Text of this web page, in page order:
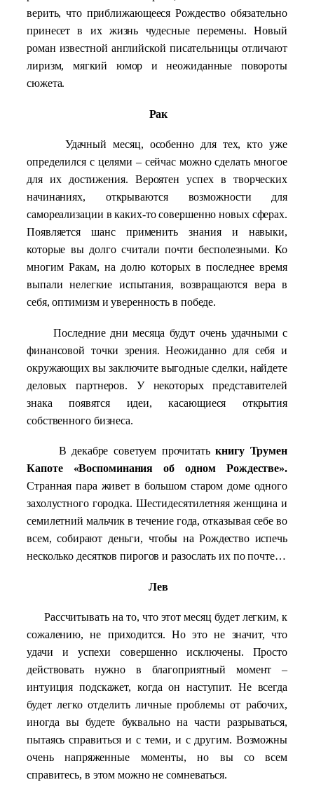
верить, что приближающееся Рождество обязательно
принесет в их жизнь чудесные перемены. Новый
роман известной английской писательницы отличают
лиризм, мягкий юмор и неожиданные повороты
сюжета.
Рак
Удачный месяц, особенно для тех, кто уже
определился с целями – сейчас можно сделать многое
для их достижения. Вероятен успех в творческих
начинаниях, открываются возможности для
самореализации в каких-то совершенно новых сферах.
Появляется шанс применить знания и навыки,
которые вы долго считали почти бесполезными. Ко
многим Ракам, на долю которых в последнее время
выпали нелегкие испытания, возвращаются вера в
себя, оптимизм и уверенность в победе.
Последние дни месяца будут очень удачными с
финансовой точки зрения. Неожиданно для себя и
окружающих вы заключите выгодные сделки, найдете
деловых партнеров. У некоторых представителей
знака появятся идеи, касающиеся открытия
собственного бизнеса.
В декабре советуем прочитатькнигу Трумен
Капоте «Воспоминания об одном Рождестве».
Странная пара живет в большом старом доме одного
захолустного городка. Шестидесятилетняя женщина и
семилетний мальчик в течение года, отказывая себе во
всем, собирают деньги, чтобы на Рождество испечь
несколько десятков пирогов и разослать их по почте…
Лев
Рассчитывать на то, что этот месяц будет легким, к
сожалению, не приходится. Но это не значит, что
удачи и успехи совершенно исключены. Просто
действовать нужно в благоприятный момент –
интуиция подскажет, когда он наступит. Не всегда
будет легко отделить личные проблемы от рабочих,
иногда вы будете буквально на части разрываться,
пытаясь справиться и с теми, и с другим. Возможны
очень напряженные моменты, но вы со всем
справитесь, в этом можно не сомневаться.